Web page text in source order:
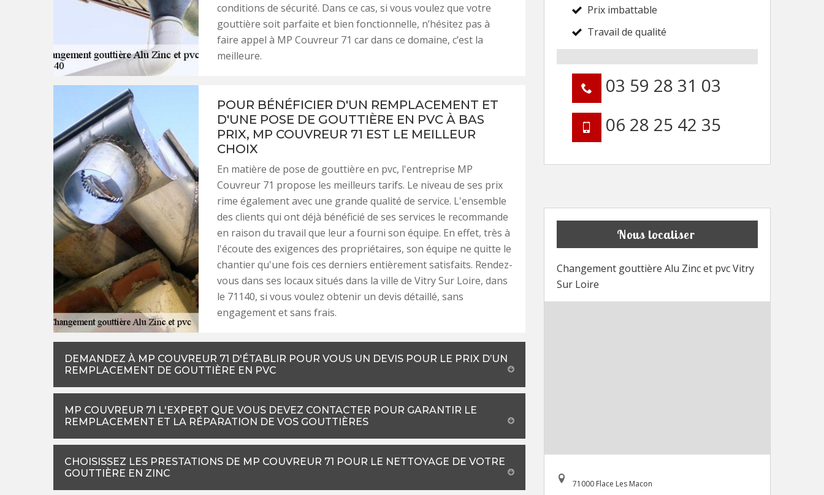
conditions de sécurité. Dans ce cas, si vous voulez que votre
gouttière soit parfaite et bien fonctionnelle, n’hésitez pas à
faire appel à MP Couvreur 71 car dans ce domaine, c’est la
meilleure.
POUR BÉNÉFICIER D'UN REMPLACEMENT ET
D'UNE POSE DE GOUTTIÈRE EN PVC À BAS
PRIX, MP COUVREUR 71 EST LE MEILLEUR
CHOIX
En matière de pose de gouttière en pvc, l'entreprise MP
Couvreur 71 propose les meilleurs tarifs. Le niveau de ses prix
rime également avec une grande qualité de service. L'ensemble
des clients qui ont déjà bénéficié de ses services le recommande
en raison du travail que leur a fourni son équipe. En effet, très à
l'écoute des exigences des propriétaires, son équipe ne quitte le
chantier qu'une fois ces derniers entièrement satisfaits. Rendez-
vous dans ses locaux situés dans la ville de Vitry Sur Loire, dans
le 71140, si vous voulez obtenir un devis détaillé, sans
engagement et sans frais.
DEMANDEZ À MP COUVREUR 71 D'ÉTABLIR POUR VOUS UN DEVIS POUR LE PRIX D’UN
REMPLACEMENT DE GOUTTIÈRE EN PVC
MP COUVREUR 71 L'EXPERT QUE VOUS DEVEZ CONTACTER POUR GARANTIR LE
REMPLACEMENT ET LA RÉPARATION DE VOS GOUTTIÈRES
CHOISISSEZ LES PRESTATIONS DE MP COUVREUR 71 POUR LE NETTOYAGE DE VOTRE
GOUTTIÈRE EN ZINC
Prix imbattable
Travail de qualité
03 59 28 31 03
06 28 25 42 35
Nous localiser
Changement gouttière Alu Zinc et pvc Vitry
Sur Loire
71000 Flace Les Macon